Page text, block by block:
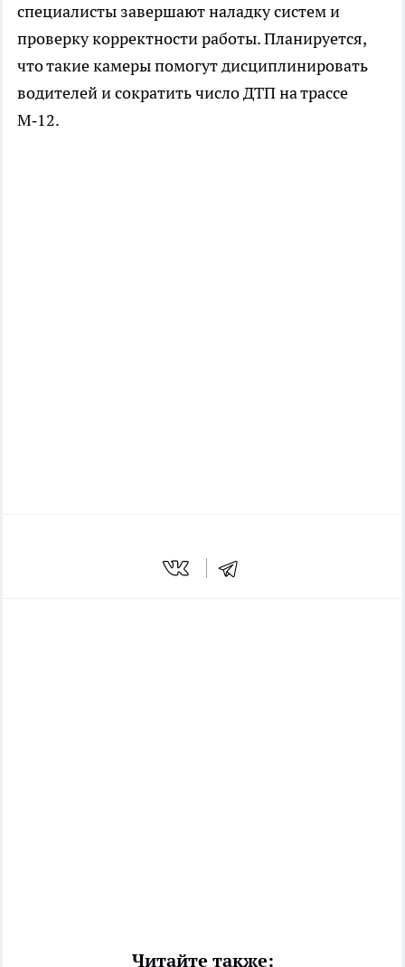
специалисты завершают наладку систем и
проверку корректности работы. Планируется,
что такие камеры помогут дисциплинировать
водителей и сократить число ДТП на трассе
М‑12.
Читайте также: